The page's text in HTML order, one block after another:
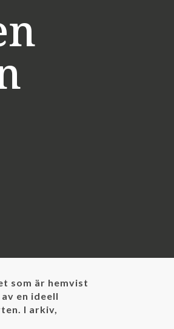
som är hemvist
en ideell
I arkiv,